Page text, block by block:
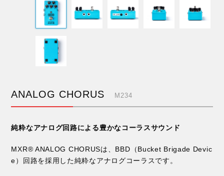
ANALOG CHORUS M234
純粋なアナログ回路による豊かなコーラスサウンド
MXR® ANALOG CHORUSは、BBD（Bucket Brigade Devic
e）回路を採用した純粋なアナログコーラスです。